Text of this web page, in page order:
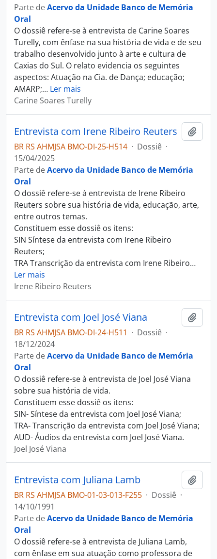
Parte deAcervo da Unidade Banco de Memória
Oral
O dossiê refere-se à entrevista de Carine Soares
Turelly, com ênfase na sua história de vida e de seu
trabalho desenvolvido junto à arte e cultura de
Caxias do Sul. O relato evidencia os seguintes
aspectos: Atuação na Cia. de Dança; educação;
AMARP;… Ler mais
Carine Soares Turelly
Entrevista com Irene Ribeiro Reuters
BR RS AHMJSA BMO-DI-25-H514 · Dossiê ·
15/04/2025
Parte deAcervo da Unidade Banco de Memória
Oral
O dossiê refere-se à entrevista de Irene Ribeiro
Reuters sobre sua história de vida, educação, arte,
entre outros temas.
Constituem esse dossiê os itens:
SIN Síntese da entrevista com Irene Ribeiro
Reuters;
TRA Transcrição da entrevista com Irene Ribeiro…
Ler mais
Irene Ribeiro Reuters
Entrevista com Joel José Viana
BR RS AHMJSA BMO-DI-24-H511 · Dossiê ·
18/12/2024
Parte deAcervo da Unidade Banco de Memória
Oral
O dossiê refere-se à entrevista de Joel José Viana
sobre sua história de vida.
Constituem esse dossiê os itens:
SIN- Síntese da entrevista com Joel José Viana;
TRA- Transcrição da entrevista com Joel José Viana;
AUD- Áudios da entrevista com Joel José Viana.
Joel José Viana
Entrevista com Juliana Lamb
BR RS AHMJSA BMO-01-03-013-F255 · Dossiê ·
14/10/1991
Parte deAcervo da Unidade Banco de Memória
Oral
O dossiê refere-se à entrevista de Juliana Lamb,
com ênfase em sua atuação como professora de